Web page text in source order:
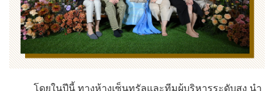
โดยในปีนี้ ทางห้างเซ็นทรัลและทีมผู้บริหารระดับสูง นำ